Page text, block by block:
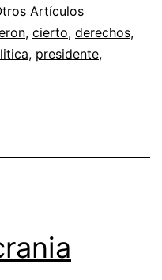
Artículos
, cierto, derechos,
, presidente,